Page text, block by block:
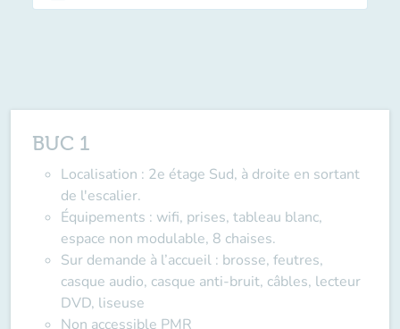
BUC 1
Localisation : 2e étage Sud, à droite en sortant
de l'escalier.
Équipements : wifi, prises, tableau blanc,
espace non modulable, 8 chaises.
Sur demande à l’accueil : brosse, feutres,
casque audio, casque anti-bruit, câbles, lecteur
DVD, liseuse
Non accessible PMR